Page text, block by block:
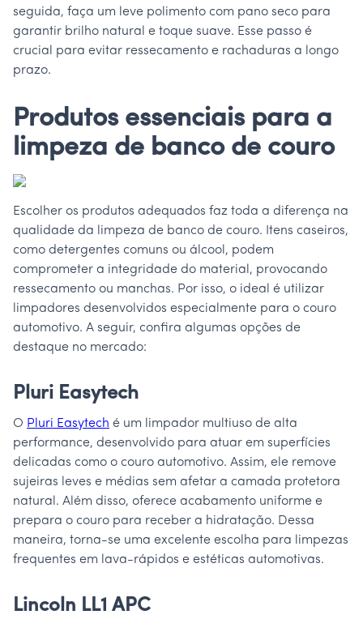
seguida, faça um leve polimento com pano seco para
garantir brilho natural e toque suave. Esse passo é
crucial para evitar ressecamento e rachaduras a longo
prazo.
Produtos essenciais para a
limpeza de banco de couro
Escolher os produtos adequados faz toda a diferença na
qualidade da limpeza de banco de couro. Itens caseiros,
como detergentes comuns ou álcool, podem
comprometer a integridade do material, provocando
ressecamento ou manchas. Por isso, o ideal é utilizar
limpadores desenvolvidos especialmente para o couro
automotivo. A seguir, confira algumas opções de
destaque no mercado:
Pluri Easytech
O Pluri Easytech é um limpador multiuso de alta
performance, desenvolvido para atuar em superfícies
delicadas como o couro automotivo. Assim, ele remove
sujeiras leves e médias sem afetar a camada protetora
natural. Além disso, oferece acabamento uniforme e
prepara o couro para receber a hidratação. Dessa
maneira, torna-se uma excelente escolha para limpezas
frequentes em lava-rápidos e estéticas automotivas.
Lincoln LL1 APC